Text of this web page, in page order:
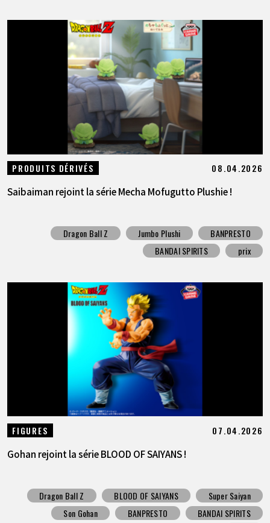
PRODUITS DÉRIVÉS 08.04.2026
Saibaiman rejoint la série Mecha Mofugutto Plushie !
Dragon Ball Z Jumbo Plushi
BANPRESTO
BANDAI SPIRITS
prix
FIGURES 07.04.2026
Gohan rejoint la série BLOOD OF SAIYANS !
Dragon Ball Z BLOOD OF SAIYANS
Super Saiyan
Son Gohan
BANPRESTO
BANDAI SPIRITS